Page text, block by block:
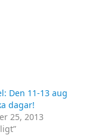
Den 11-13 aug
dagar!
25, 2013